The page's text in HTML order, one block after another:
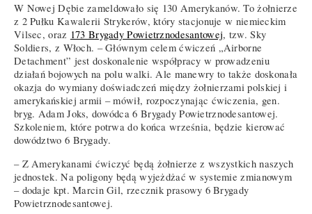
W Nowej Dębie zameldowało się 130 Amerykanów. To żołnierze
z 2 Pułku Kawalerii Strykerów, który stacjonuje w niemieckim
Vilsec, oraz 173 Brygady Powietrznodesantowej, tzw. Sky
Soldiers, z Włoch. – Głównym celem ćwiczeń „Airborne
Detachment” jest doskonalenie współpracy w prowadzeniu
działań bojowych na polu walki. Ale manewry to także doskonała
okazja do wymiany doświadczeń między żołnierzami polskiej i
amerykańskiej armii – mówił, rozpoczynając ćwiczenia, gen.
bryg. Adam Joks, dowódca 6 Brygady Powietrznodesantowej.
Szkoleniem, które potrwa do końca września, będzie kierować
dowództwo 6 Brygady.
– Z Amerykanami ćwiczyć będą żołnierze z wszystkich naszych
jednostek. Na poligony będą wyjeżdżać w systemie zmianowym
– dodaje kpt. Marcin Gil, rzecznik prasowy 6 Brygady
Powietrznodesantowej.